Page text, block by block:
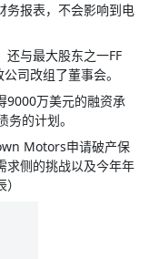
务报表，不会影响到电
还与最大股东之一FF
司改组了董事会。
9000万美元的融资承
的计划。
Motors申请破产保
求侧的挑战以及今年年